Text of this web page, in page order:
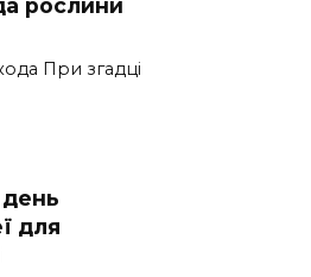
рослини
При згадці
день
для